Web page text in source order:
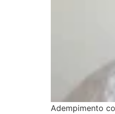
Adempimento